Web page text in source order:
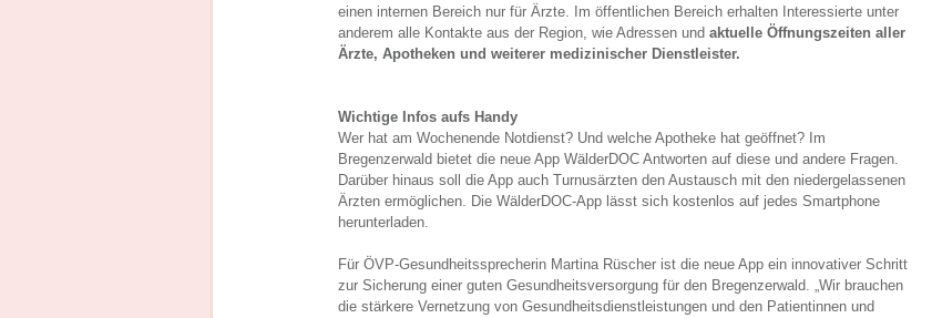
einen internen Bereich nur für Ärzte. Im öffentlichen Bereich erhalten Interessierte unter
anderem alle Kontakte aus der Region, wie Adressen und aktuelle Öffnungszeiten aller
Ärzte, Apotheken und weiterer medizinischer Dienstleister.
Wichtige Infos aufs Handy
Wer hat am Wochenende Notdienst? Und welche Apotheke hat geöffnet? Im
Bregenzerwald bietet die neue App WälderDOC Antworten auf diese und andere Fragen.
Darüber hinaus soll die App auch Turnusärzten den Austausch mit den niedergelassenen
Ärzten ermöglichen. Die WälderDOC-App lässt sich kostenlos auf jedes Smartphone
herunterladen.
Für ÖVP-Gesundheitssprecherin Martina Rüscher ist die neue App ein innovativer Schritt
zur Sicherung einer guten Gesundheitsversorgung für den Bregenzerwald. „Wir brauchen
die stärkere Vernetzung von Gesundheitsdienstleistungen und den Patientinnen und